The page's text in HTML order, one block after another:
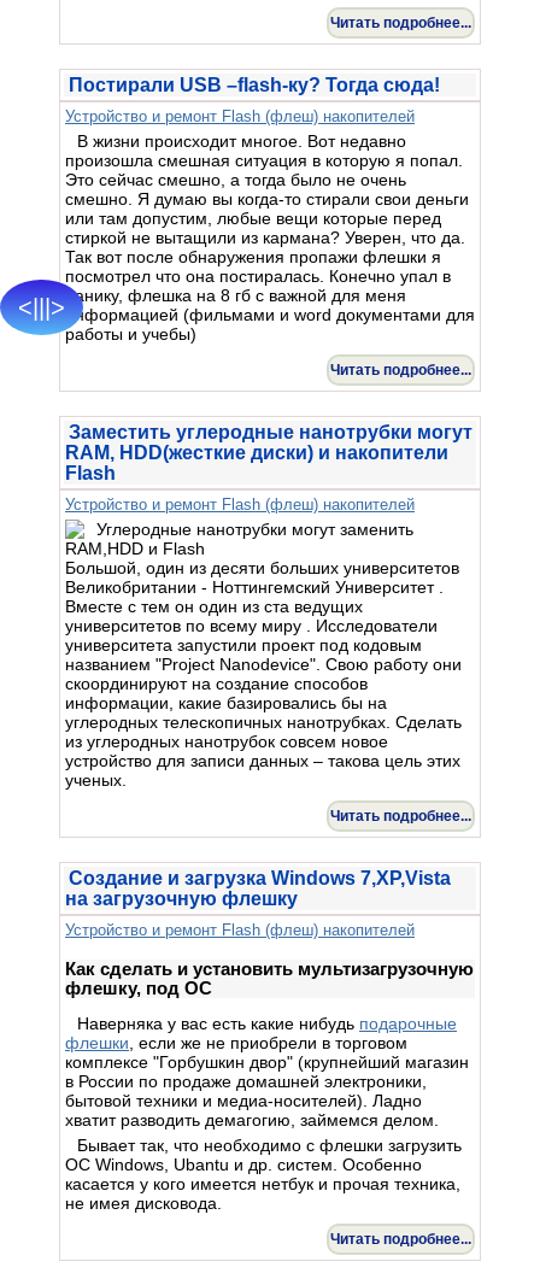
<|||>
Читать подробнее...
Постирали USB –flash-ку? Тогда сюда!
Устройство и ремонт Flash (флеш) накопителей
В жизни происходит многое. Вот недавно
произошла смешная ситуация в которую я попал.
Это сейчас смешно, а тогда было не очень
смешно. Я думаю вы когда-то стирали свои деньги
или там допустим, любые вещи которые перед
стиркой не вытащили из кармана? Уверен, что да.
Так вот после обнаружения пропажи флешки я
посмотрел что она постиралась. Конечно упал в
панику, флешка на 8 гб с важной для меня
информацией (фильмами и word документами для
работы и учебы)
Читать подробнее...
Заместить углеродные нанотрубки могут
RAM, HDD(жесткие диски) и накопители
Flash
Устройство и ремонт Flash (флеш) накопителей
Большой, один из десяти больших университетов
Великобритании - Ноттингемский Университет .
Вместе с тем он один из ста ведущих
университетов по всему миру . Исследователи
университета запустили проект под кодовым
названием "Project Nanodevice". Свою работу они
скоординируют на создание способов
информации, какие базировались бы на
углеродных телескопичных нанотрубках. Сделать
из углеродных нанотрубок совсем новое
устройство для записи данных – такова цель этих
ученых.
Читать подробнее...
Создание и загрузка Windows 7,XP,Vista
на загрузочную флешку
Устройство и ремонт Flash (флеш) накопителей
Как сделать и установить мультизагрузочную
флешку, под ОС
Наверняка у вас есть какие нибудь подарочные
флешки , если же не приобрели в торговом
комплексе "Горбушкин двор" (крупнейший магазин
в России по продаже домашней электроники,
бытовой техники и медиа-носителей). Ладно
хватит разводить демагогию, займемся делом.
Бывает так, что необходимо с флешки загрузить
ОС Windows, Ubantu и др. систем. Особенно
касается у кого имеется нетбук и прочая техника,
не имея дисковода.
Читать подробнее...